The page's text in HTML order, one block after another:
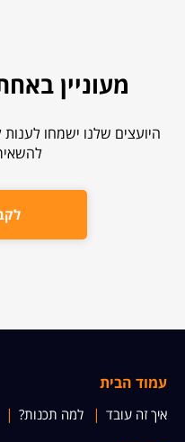
מעוניין
היועצים שלנו ישמחו
עמוד הבית
איך זה עובד למה תכנות?